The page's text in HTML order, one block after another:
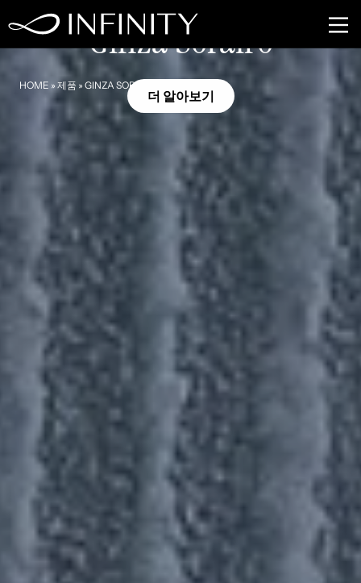
HOME » 제품 » GINZA SORAIRO
HL12
Ginza Sorairo
더 알아보기